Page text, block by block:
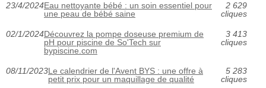
23/4/2024Eau nettoyante bébé : un soin essentiel pour
une peau de bébé saine
2 629
cliques
02/1/2024Découvrez la pompe doseuse premium de
pH pour piscine de So'Tech sur
bypiscine.com
3 413
cliques
08/11/2023Le calendrier de l'Avent BYS : une offre à
petit prix pour un maquillage de qualité
5 283
cliques